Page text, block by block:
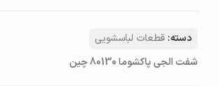
دسته: قطعات لباسشویی
شفت الجی پاکشوما 80130 چین